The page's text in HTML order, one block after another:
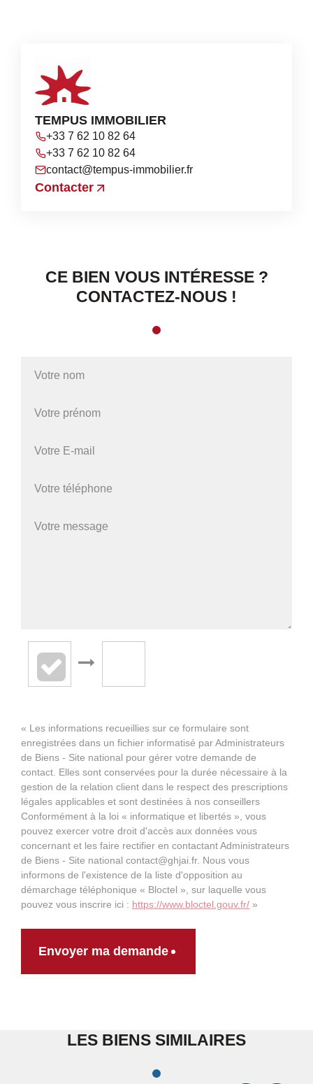
TEMPUS IMMOBILIER
+33 7 62 10 82 64
+33 7 62 10 82 64
contact@tempus-immobilier.fr
Contacter
CE BIEN VOUS INTÉRESSE ?
CONTACTEZ-NOUS !
« Les informations recueillies sur ce formulaire sont
enregistrées dans un fichier informatisé par Administrateurs
de Biens - Site national pour gérer votre demande de
contact. Elles sont conservées pour la durée nécessaire à la
gestion de la relation client dans le respect des prescriptions
légales applicables et sont destinées à nos conseillers
Conformément à la loi « informatique et libertés », vous
pouvez exercer votre droit d'accès aux données vous
concernant et les faire rectifier en contactant Administrateurs
de Biens - Site national contact@ghjai.fr. Nous vous
informons de l'existence de la liste d'opposition au
démarchage téléphonique « Bloctel », sur laquelle vous
pouvez vous inscrire ici : https://www.bloctel.gouv.fr/ »
Envoyer ma demande
LES BIENS SIMILAIRES